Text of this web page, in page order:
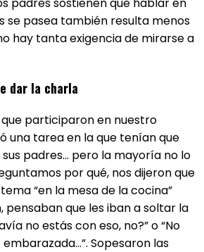
se pasea también resulta menos
hay tanta exigencia de mirarse a
dar la charla
participaron en nuestro
una tarea en la que tenían que
padres… pero la mayoría no lo
por qué, nos dijeron que
“en la mesa de la cocina”
pensaban que les iban a soltar la
no estás con eso, no?” o “No
Sopesaron las